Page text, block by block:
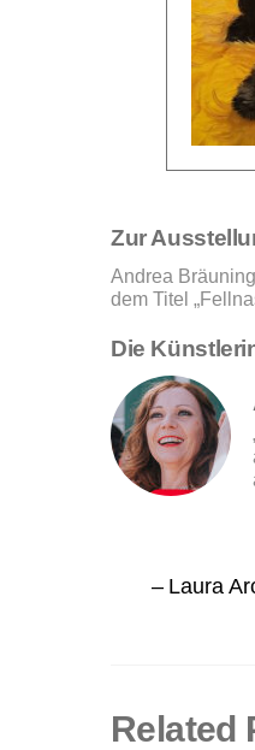
Zur
Andrea
dem Titel
Die
– Laura
Related